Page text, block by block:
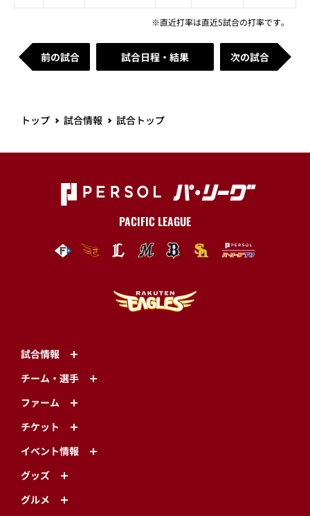
※直近打率は直近5試合の打率です。
前の試合 試合日程・結果 次の試合
トップ 試合情報 試合トップ
PACIFIC LEAGUE
試合情報
チーム・選手
ファーム
チケット
イベント情報
グッズ
グルメ